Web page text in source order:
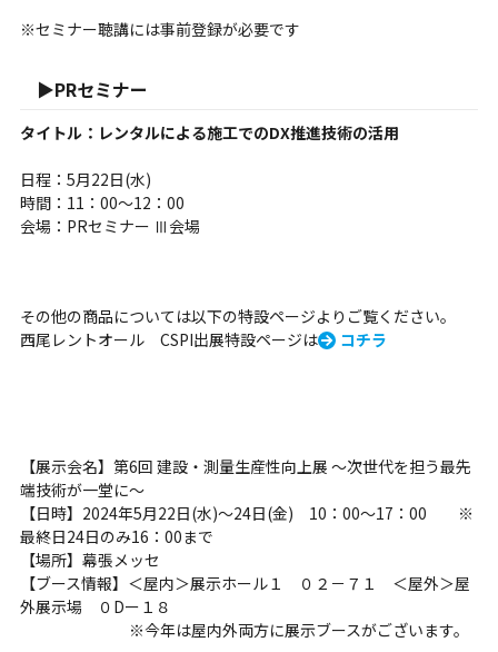
※セミナー聴講には事前登録が必要です
▶PRセミナー
タイトル：レンタルによる施工でのDX推進技術の活用
日程：5月22日(水)
時間：11：00～12：00
会場：PRセミナー Ⅲ会場
その他の商品については以下の特設ページよりご覧ください。
西尾レントオール CSPI出展特設ページは
コチラ
【展示会名】第6回 建設・測量生産性向上展 〜次世代を担う最先
端技術が一堂に〜
【日時】2024年5月22日(水)～24日(金) 10：00～17：00 ※
最終日24日のみ16：00まで
【場所】幕張メッセ
【ブース情報】＜屋内＞展示ホール１ ０２－７１ ＜屋外＞屋
外展示場 ０Dー１８
※今年は屋内外両方に展示ブースがございます。